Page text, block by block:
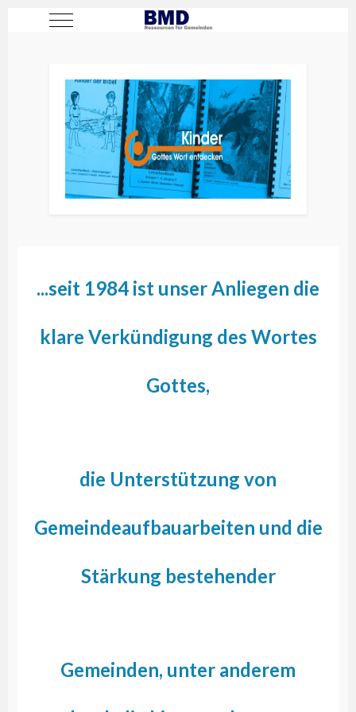
Mobile Menu Toggle
...seit 1984 ist unser Anliegen die
klare Verkündigung des Wortes
Gottes,
die Unterstützung von
Gemeindeaufbauarbeiten und die
Stärkung bestehender
Gemeinden, unter anderem